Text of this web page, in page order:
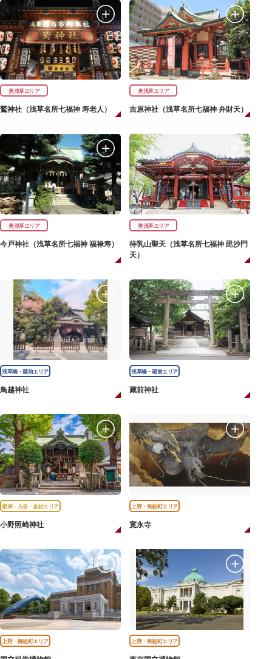
奥浅草エリア
鷲神社（浅草名所七福神 寿老人）
奥浅草エリア
吉原神社（浅草名所七福神 弁財天）
奥浅草エリア
今戸神社（浅草名所七福神 福禄寿）
奥浅草エリア
待乳山聖天（浅草名所七福神 毘沙門
天）
浅草橋・蔵前エリア
鳥越神社
浅草橋・蔵前エリア
藏前神社
根岸・入谷・金杉エリア
小野照崎神社
上野・御徒町エリア
寛永寺
上野・御徒町エリア 上野・御徒町エリア